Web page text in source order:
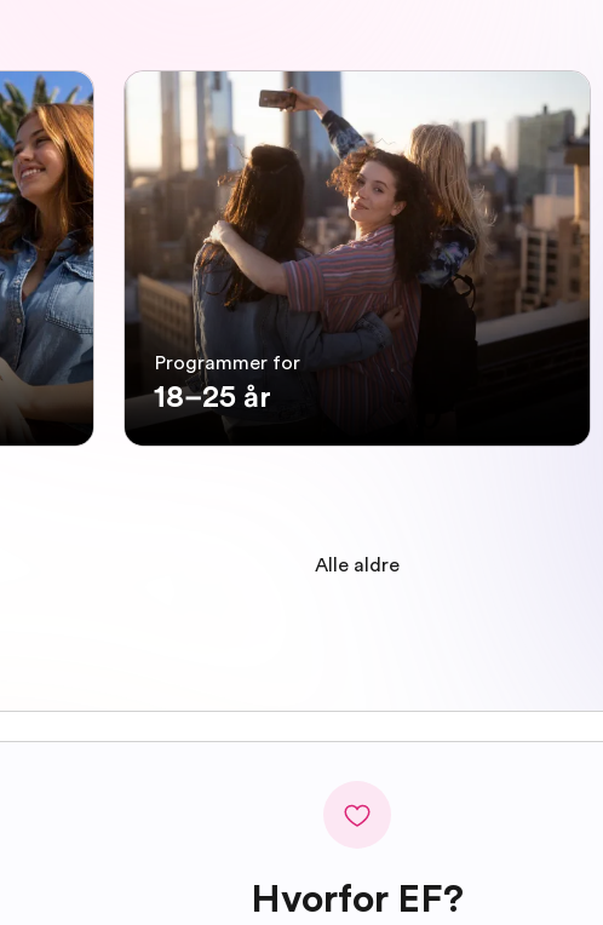
Programmer for
18–25 år
Alle aldre
Hvorfor EF?